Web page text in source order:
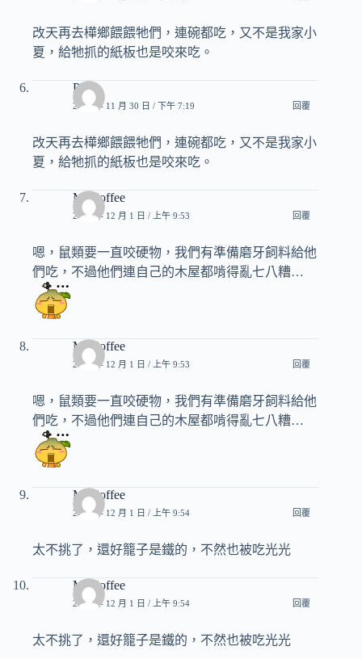
改天再去樺鄉餵餵牠們，連碗都吃，又不是我家小
夏，給牠抓的紙板也是咬來吃。
Pony
2012 年 11 月 30 日 / 下午 7:19 回覆
改天再去樺鄉餵餵牠們，連碗都吃，又不是我家小
夏，給牠抓的紙板也是咬來吃。
Mr.Coffee
2012 年 12 月 1 日 / 上午 9:53 回覆
嗯，鼠類要一直咬硬物，我們有準備磨牙飼料給他
們吃，不過他們連自己的木屋都啃得亂七八糟…
Mr.Coffee
2012 年 12 月 1 日 / 上午 9:53 回覆
嗯，鼠類要一直咬硬物，我們有準備磨牙飼料給他
們吃，不過他們連自己的木屋都啃得亂七八糟…
Mr.Coffee
2012 年 12 月 1 日 / 上午 9:54 回覆
太不挑了，還好籠子是鐵的，不然也被吃光光
Mr.Coffee
2012 年 12 月 1 日 / 上午 9:54 回覆
太不挑了，還好籠子是鐵的，不然也被吃光光